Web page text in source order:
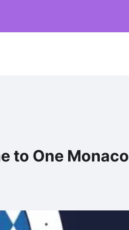
to One Monaco